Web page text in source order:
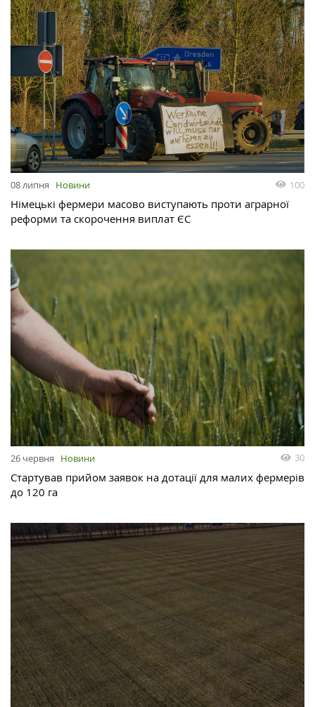
08 липня Новини 100
Німецькі фермери масово виступають проти аграрної
реформи та скорочення виплат ЄС
26 червня Новини 30
Стартував прийом заявок на дотації для малих фермерів
до 120 га